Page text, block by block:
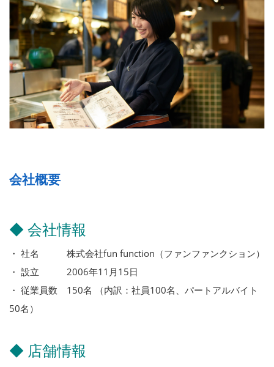
会社概要
◆ 会社情報
・ 社名 株式会社fun function（ファンファンクション）
・ 設立 2006年11月15日
・ 従業員数 150名 （内訳：社員100名、パートアルバイト
50名）
◆ 店舗情報